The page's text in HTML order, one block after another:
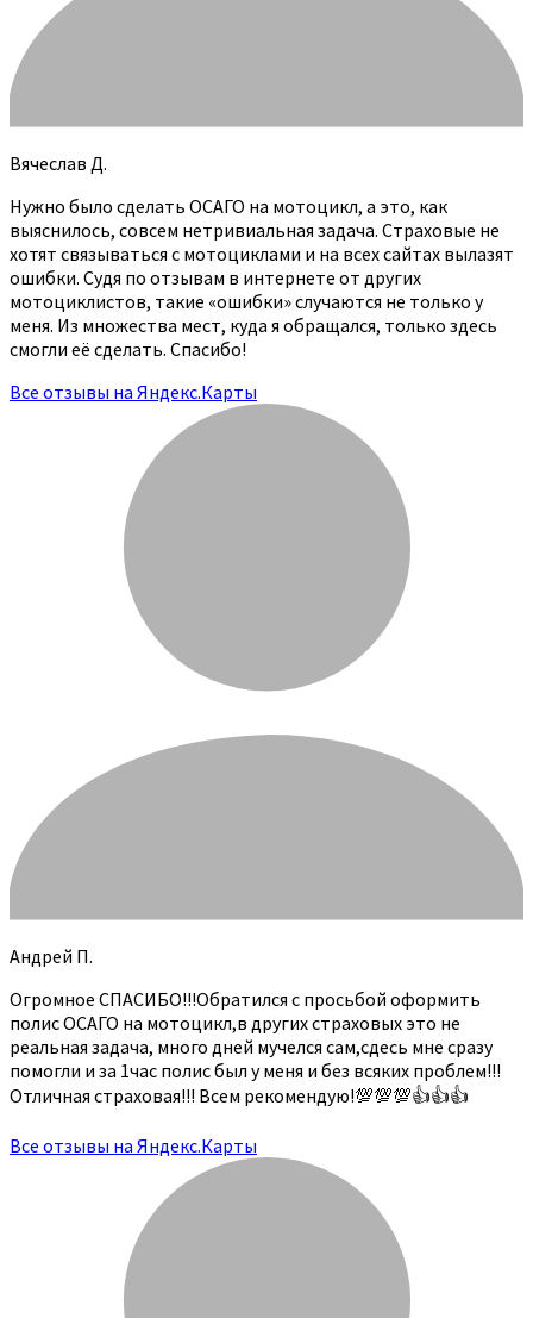
Вячеслав Д.
Нужно было сделать ОСАГО на мотоцикл, а это, как
выяснилось, совсем нетривиальная задача. Страховые не
хотят связываться с мотоциклами и на всех сайтах вылазят
ошибки. Судя по отзывам в интернете от других
мотоциклистов, такие «ошибки» случаются не только у
меня. Из множества мест, куда я обращался, только здесь
смогли её сделать. Спасибо!
Все отзывы на Яндекс.Карты
Андрей П.
Огромное СПАСИБО!!!Обратился с просьбой оформить
полис ОСАГО на мотоцикл,в других страховых это не
реальная задача, много дней мучелся сам,сдесь мне сразу
помогли и за 1час полис был у меня и без всяких проблем!!!
Отличная страховая!!! Всем рекомендую!💯💯💯👍👍👍
Все отзывы на Яндекс.Карты